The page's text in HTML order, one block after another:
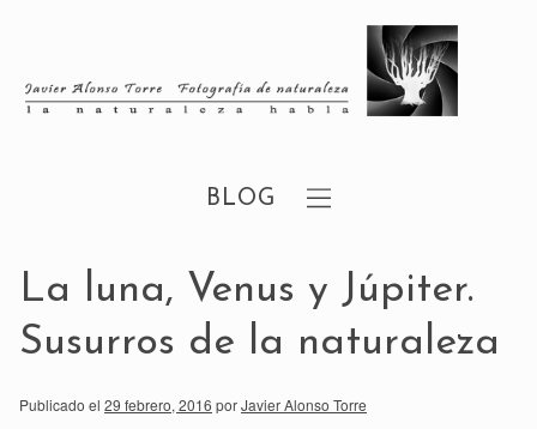
BLOG
La luna, Venus y Júpiter.
Susurros de la naturaleza
Publicado el 29 febrero, 2016 porJavier Alonso Torre